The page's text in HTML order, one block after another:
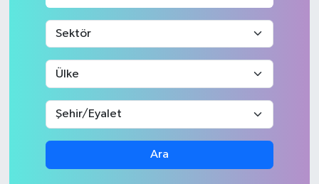
Ara
Haber Arşivi